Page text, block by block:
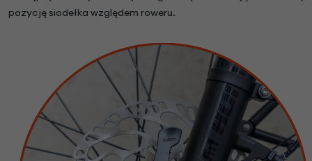
pozycję siodełka względem roweru.